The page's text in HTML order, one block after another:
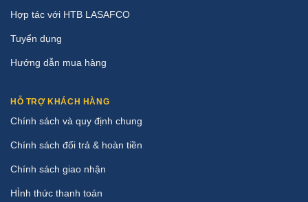
Hợp tác với HTB LASAFCO
Tuyển dụng
Hướng dẫn mua hàng
HỖ TRỢ KHÁCH HÀNG
Chính sách và quy định chung
Chính sách đổi trả & hoàn tiền
Chính sách giao nhận
HÌnh thức thanh toán